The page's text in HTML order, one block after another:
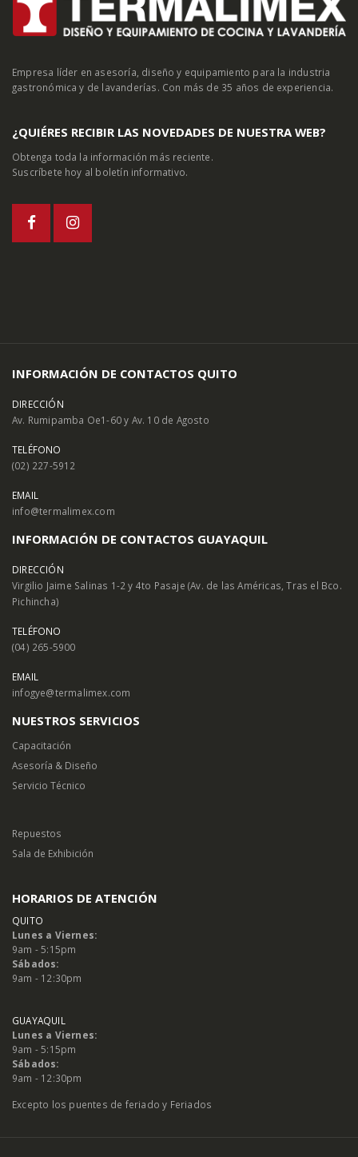
Empresa líder en asesoría, diseño y equipamiento para la industria
gastronómica y de lavanderías. Con más de 35 años de experiencia.
¿QUIÉRES RECIBIR LAS NOVEDADES DE NUESTRA WEB?
Obtenga toda la información más reciente.
Suscríbete hoy al boletín informativo.
INFORMACIÓN DE CONTACTOS QUITO
DIRECCIÓN
Av. Rumipamba Oe1-60 y Av. 10 de Agosto
TELÉFONO
(02) 227-5912
EMAIL
info@termalimex.com
INFORMACIÓN DE CONTACTOS GUAYAQUIL
DIRECCIÓN
Virgilio Jaime Salinas 1-2 y 4to Pasaje (Av. de las Américas, Tras el Bco.
Pichincha)
TELÉFONO
(04) 265-5900
EMAIL
infogye@termalimex.com
NUESTROS SERVICIOS
Capacitación
Asesoría & Diseño
Servicio Técnico
Repuestos
Sala de Exhibición
HORARIOS DE ATENCIÓN
QUITO
Lunes a Viernes:
9am - 5:15pm
Sábados:
9am - 12:30pm
GUAYAQUIL
Lunes a Viernes:
9am - 5:15pm
Sábados:
9am - 12:30pm
Excepto los puentes de feriado y Feriados